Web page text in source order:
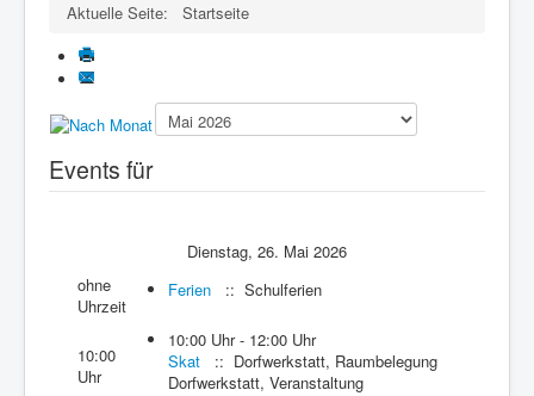
Kontakte
Presse
Aktuelle Seite: Startseite
Events für
Dienstag, 26. Mai 2026
ohne
Uhrzeit
Ferien :: Schulferien
10:00
Uhr
10:00 Uhr - 12:00 Uhr
Skat
:: Dorfwerkstatt, Raumbelegung
Dorfwerkstatt, Veranstaltung